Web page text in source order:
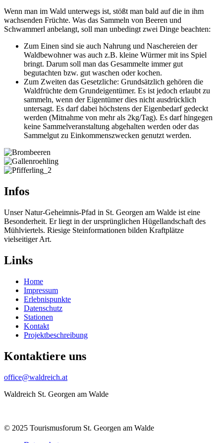
Wenn man im Wald unterwegs ist, stößt man bald auf die in ihm
wachsenden Früchte. Was das Sammeln von Beeren und
Schwammerl anbelangt, soll man unbedingt zwei Dinge beachten:
Zum Einen sind sie auch Nahrung und Naschereien der
Waldbewohner was auch z.B. kleine Würmer mit ins Spiel
bringt. Darum soll man das Gesammelte immer gut
begutachten bzw. gut waschen oder kochen.
Zum Zweiten das Gesetzliche: Grundsätzlich gehören die
Waldfrüchte dem Grundeigentümer. Es ist jedoch erlaubt zu
sammeln, wenn der Eigentümer dies nicht ausdrücklich
untersagt. Es darf dabei höchstens der Eigenbedarf gedeckt
werden (Mitnahme von mehr als 2kg/Tag). Es darf hingegen
keine Sammelveranstaltung abgehalten werden oder das
Sammelgut zu Einkommenszwecken genutzt werden.
Infos
Unser Natur-Geheimnis-Pfad in St. Georgen am Walde ist eine
Besonderheit. Er liegt in der ursprünglichen Hügellandschaft des
Mühlviertels. Riesige Steinformationen bilden Kraftplätze
vielseitiger Art.
Links
Home
Impressum
Erlebnispunkte
Datenschutz
Stationen
Kontakt
Projektbeschreibung
Kontaktiere uns
office@waldreich.at
Waldreich St. Georgen am Walde
© 2025 Tourismusforum St. Georgen am Walde